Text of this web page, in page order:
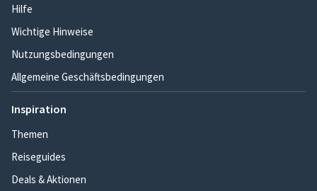
Hilfe
Wichtige Hinweise
Nutzungsbedingungen
Allgemeine Geschäftsbedingungen
Inspiration
Themen
Reiseguides
Deals & Aktionen